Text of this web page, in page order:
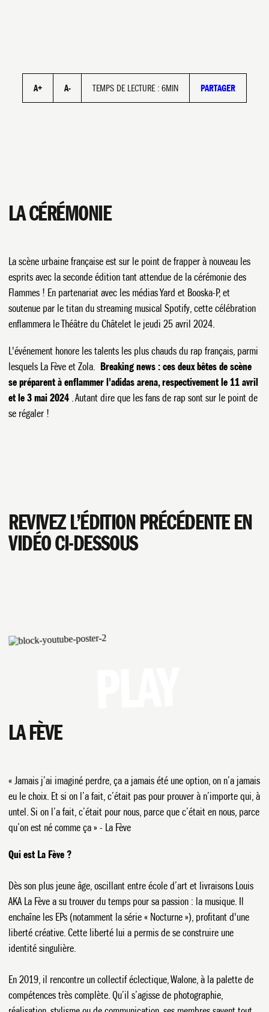
A+ A- TEMPS DE LECTURE : 6MIN PARTAGER
FACEBOOK
TWITTER/X
LA CÉRÉMONIE
La scène urbaine française est sur le point de frapper à nouveau les
esprits avec la seconde édition tant attendue de la cérémonie des
Flammes ! En partenariat avec les médias Yard et Booska-P, et
soutenue par le titan du streaming musical Spotify, cette célébration
enflammera le Théâtre du Châtelet le jeudi 25 avril 2024.
L'événement honore les talents les plus chauds du rap français, parmi
lesquels La Fève et Zola. Breaking news : ces deux bêtes de scène
se préparent à enflammer l'adidas arena, respectivement le 11 avril
et le 3 mai 2024 . Autant dire que les fans de rap sont sur le point de
se régaler !
REVIVEZ L’ÉDITION PRÉCÉDENTE EN
VIDÉO CI-DESSOUS
LA FÈVE
« Jamais j’ai imaginé perdre, ça a jamais été une option, on n’a jamais
eu le choix. Et si on l’a fait, c’était pas pour prouver à n’importe qui, à
untel. Si on l’a fait, c’était pour nous, parce que c’était en nous, parce
qu’on est né comme ça » - La Fève
Qui est La Fève ?
Dès son plus jeune âge, oscillant entre école d’art et livraisons Louis
AKA La Fève a su trouver du temps pour sa passion : la musique. Il
enchaîne les EPs (notamment la série « Nocturne »), profitant d'une
liberté créative. Cette liberté lui a permis de se construire une
identité singulière.
En 2019, il rencontre un collectif éclectique, Walone, à la palette de
compétences très complète. Qu’il s’agisse de photographie,